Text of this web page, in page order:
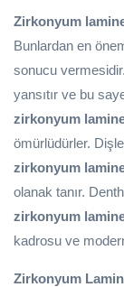
Zirkonyum
Bunlardan en
sonucu vermesidir.
yansıtır ve bu
zirkonyum
ömürlüdürler.
zirkonyum
olanak tanır.
zirkonyum
kadrosu ve
Zirkonyum